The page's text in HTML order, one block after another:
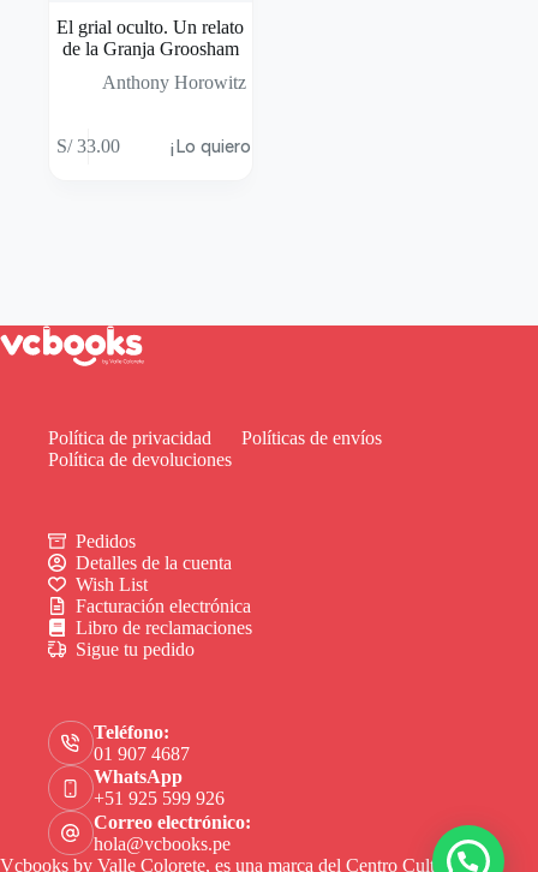
El grial oculto. Un relato
de la Granja Groosham
Anthony Horowitz
S/33.00 ¡Lo quiero!
Política de privacidad
Políticas de envíos
Política de devoluciones
Pedidos
Detalles de la cuenta
Wish List
Facturación electrónica
Libro de reclamaciones
Sigue tu pedido
Teléfono:
01 907 4687
WhatsApp
+51 925 599 926
Correo electrónico:
hola@vcbooks.pe
Vcbooks by Valle Colorete, es una marca del Centro Cultural